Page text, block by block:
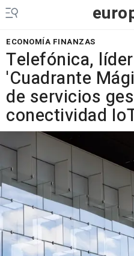
ECONOMÍA FINANZAS
Telefónica,
'Cuadrante
de servicios
conectividad